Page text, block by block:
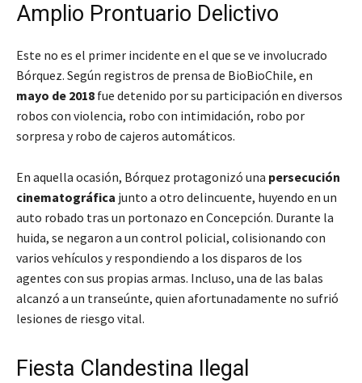
Amplio Prontuario Delictivo
Este no es el primer incidente en el que se ve involucrado
Bórquez. Según registros de prensa de BioBioChile, en
mayo de 2018 fue detenido por su participación en diversos
robos con violencia, robo con intimidación, robo por
sorpresa y robo de cajeros automáticos.
En aquella ocasión, Bórquez protagonizó una persecución
cinematográfica junto a otro delincuente, huyendo en un
auto robado tras un portonazo en Concepción. Durante la
huida, se negaron a un control policial, colisionando con
varios vehículos y respondiendo a los disparos de los
agentes con sus propias armas. Incluso, una de las balas
alcanzó a un transeúnte, quien afortunadamente no sufrió
lesiones de riesgo vital.
Fiesta Clandestina Ilegal